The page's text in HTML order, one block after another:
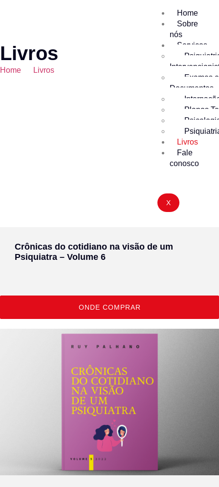
Home
Sobre
nós
Serviços
Exames e
Documentos
Planos
Livros
Fale
conosco
X
Livros
Home Livros
Crônicas do cotidiano na visão de um
Psiquiatra – Volume 6
ONDE COMPRAR